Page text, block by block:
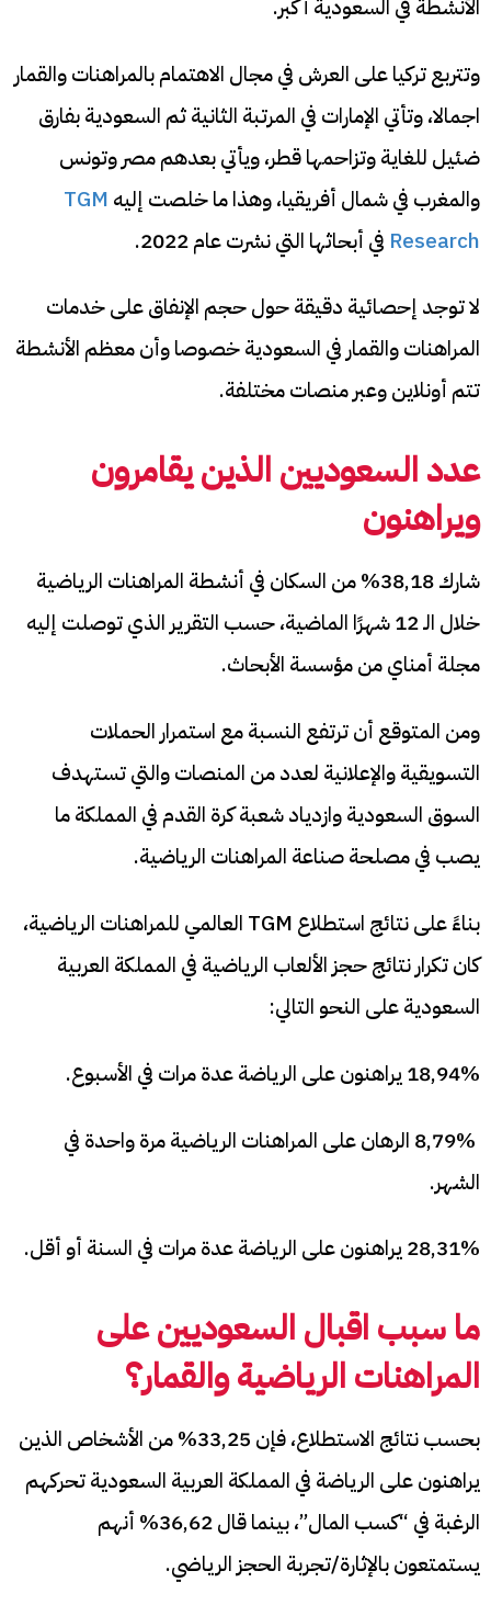
الأنشطة في السعودية أكبر.
وتتربع تركيا على العرش في مجال الاهتمام بالمراهنات والقمار
اجمالا، وتأتي الإمارات في المرتبة الثانية ثم السعودية بفارق
ضئيل للغاية وتزاحمها قطر، ويأتي بعدهم مصر وتونس
والمغرب في شمال أفريقيا، وهذا ما خلصت إليه TGM
Research في أبحاثها التي نشرت عام 2022.
لا توجد إحصائية دقيقة حول حجم الإنفاق على خدمات
المراهنات والقمار في السعودية خصوصا وأن معظم الأنشطة
تتم أونلاين وعبر منصات مختلفة.
عدد السعوديين الذين يقامرون
ويراهنون
شارك 38,18% من السكان في أنشطة المراهنات الرياضية
خلال الـ 12 شهرًا الماضية، حسب التقرير الذي توصلت إليه
مجلة أمناي من مؤسسة الأبحاث.
ومن المتوقع أن ترتفع النسبة مع استمرار الحملات
التسويقية والإعلانية لعدد من المنصات والتي تستهدف
السوق السعودية وازدياد شعبة كرة القدم في المملكة ما
يصب في مصلحة صناعة المراهنات الرياضية.
بناءً على نتائج استطلاع TGM العالمي للمراهنات الرياضية،
كان تكرار نتائج حجز الألعاب الرياضية في المملكة العربية
السعودية على النحو التالي:
18,94% يراهنون على الرياضة عدة مرات في الأسبوع.
8,79% الرهان على المراهنات الرياضية مرة واحدة في
الشهر.
28,31% يراهنون على الرياضة عدة مرات في السنة أو أقل.
ما سبب اقبال السعوديين على
المراهنات الرياضية والقمار؟
بحسب نتائج الاستطلاع، فإن 33,25% من الأشخاص الذين
يراهنون على الرياضة في المملكة العربية السعودية تحركهم
الرغبة في “كسب المال”، بينما قال 36,62% أنهم
يستمتعون بالإثارة/تجربة الحجز الرياضي.